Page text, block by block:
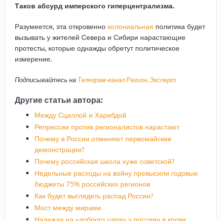
Таков абсурд имперского гиперцентрализма.
Разумеется, эта откровенно колониальная политика будет
вызывать у жителей Севера и Сибири нарастающие
протесты, которые однажды обретут политическое
измерение.
Подписывайтесь на Телеграм-канал Регион.Эксперт
Другие статьи автора:
Между Сциллой и Харибдой
Репрессии против регионалистов нарастают
Почему в России отменяют первомайские
демонстрации?
Почему российская школа хуже советской?
Недельные расходы на войну превысили годовые
бюджеты 75% российских регионов
Как будет выглядеть распад России?
Мост между мирами